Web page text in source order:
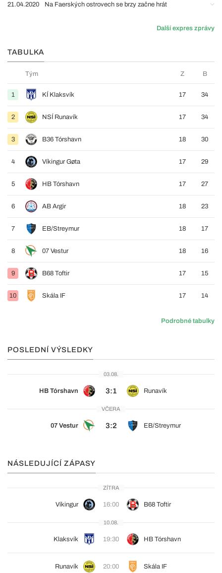
21.04.2020 Na Faerských ostrovech se brzy začne hrát
Další expres zprávy
TABULKA
Tým Z B
1 KÍ Klaksvík 17 34
2 NSÍ Runavík 17 34
3 B36 Tórshavn 18 30
4 Víkingur Gøta 17 29
5 HB Tórshavn 17 27
6 AB Argir 18 23
7 EB/Streymur 18 17
8 07 Vestur 18 16
9 B68 Toftir 17 15
10 Skála IF 17 14
Podrobné tabulky
POSLEDNÍ VÝSLEDKY
03.08.
HB Tórshavn 3:1 Runavík
VČERA
07 Vestur 3:2 EB/Streymur
NÁSLEDUJÍCÍ ZÁPASY
ZÍTRA
Víkingur 16:00 B68 Toftir
10.08.
Klaksvík 19:30 HB Tórshavn
Runavík 20:00 Skála IF